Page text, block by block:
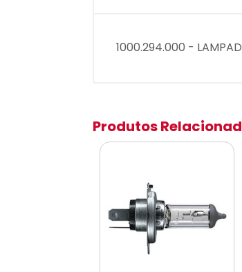
1000.294.000 -
Produtos